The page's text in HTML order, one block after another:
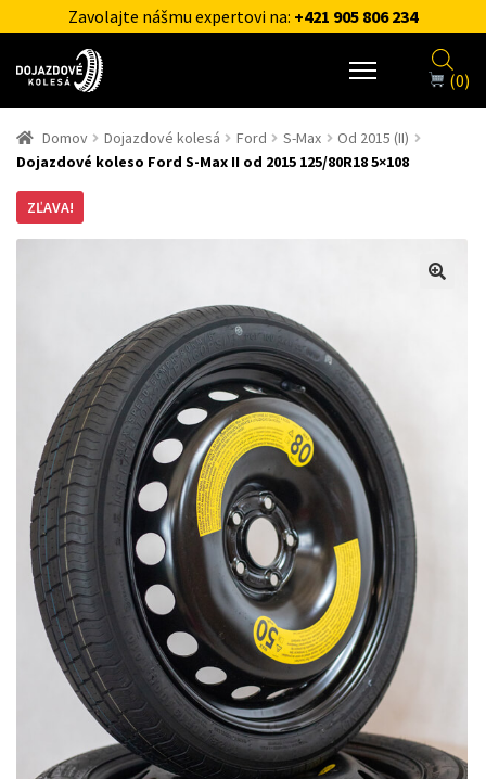
Zavolajte nášmu expertovi na: +421 905 806 234
(0)
Domov Dojazdové kolesá Ford S-Max
Od 2015 (II)
Dojazdové koleso Ford S-Max II od 2015 125/80R18 5×108
ZĽAVA!